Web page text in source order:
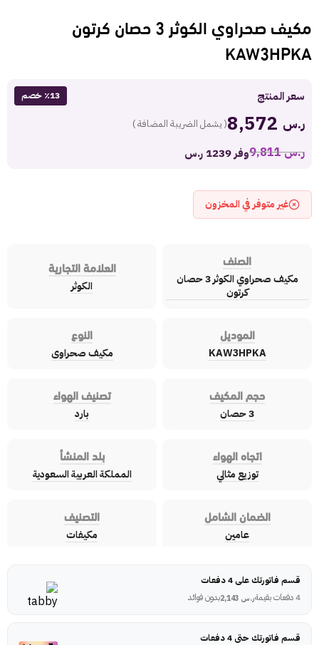
مكيف صحراوي الكوثر 3 حصان كرتون
KAW3HPKA
سعر المنتج ٪13 خصم
ر.س ( يشمل الضريبة المضافة )
ر.س9,811 وفر 1239 ر.س
غير متوفر في المخزون
الصنف
مكيف صحراوي الكوثر 3 حصان
كرتون
العلامة التجارية
الكوثر
الموديل
KAW3HPKA
النوع
مكيف صحراوى
حجم المكيف
3 حصان
تصنيف الهواء
بارد
اتجاه الهواء
توزيع مثالي
بلد المنشأ
المملكة العربية السعودية
الضمان الشامل
عامين
التصنيف
مكيفات
قسم فاتورتك على 4 دفعات
4 دفعات بقيمة
ر.س بدون فوائد
قسم فاتورتك حتى 4 دفعات